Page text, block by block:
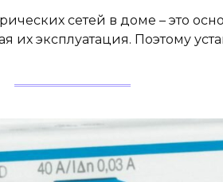
сетей в доме – это
их эксплуатация. Поэтому